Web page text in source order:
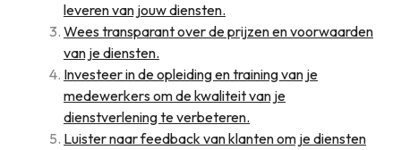
leveren van jouw diensten.
Wees transparant over de prijzen en voorwaarden
van je diensten.
Investeer in de opleiding en training van je
medewerkers om de kwaliteit van je
dienstverlening te verbeteren.
Luister naar feedback van klanten om je diensten